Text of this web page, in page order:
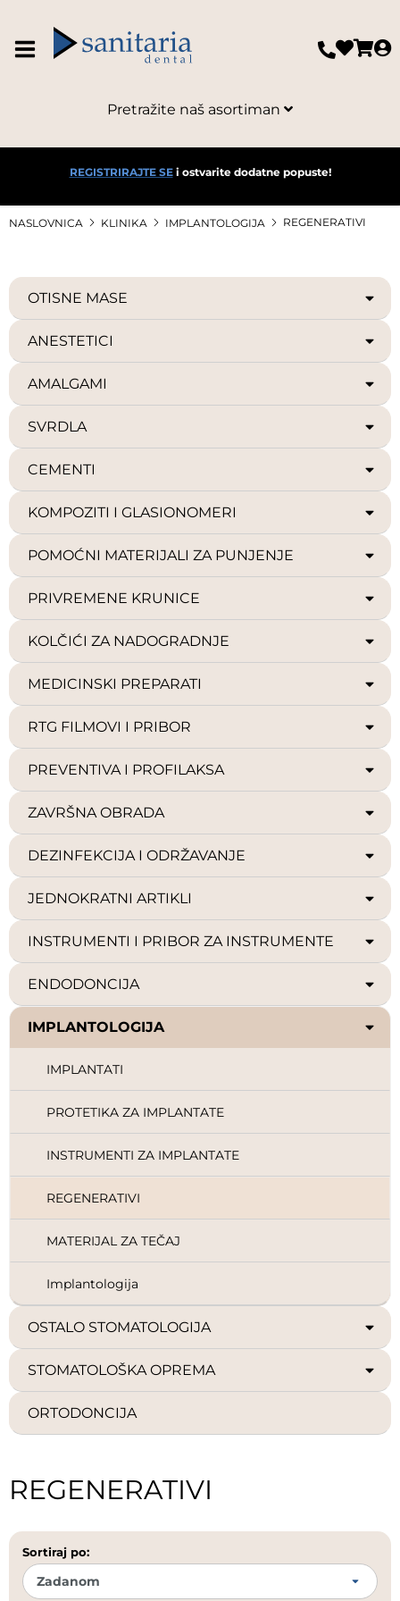
Pretražite naš asortiman
REGISTRIRAJTE SEi ostvarite dodatne popuste!
NASLOVNICA KLINIKA IMPLANTOLOGIJA REGENERATIVI
OTISNE MASE
ANESTETICI
AMALGAMI
SVRDLA
CEMENTI
KOMPOZITI I GLASIONOMERI
POMOĆNI MATERIJALI ZA PUNJENJE
PRIVREMENE KRUNICE
KOLČIĆI ZA NADOGRADNJE
MEDICINSKI PREPARATI
RTG FILMOVI I PRIBOR
PREVENTIVA I PROFILAKSA
ZAVRŠNA OBRADA
DEZINFEKCIJA I ODRŽAVANJE
JEDNOKRATNI ARTIKLI
INSTRUMENTI I PRIBOR ZA INSTRUMENTE
ENDODONCIJA
IMPLANTOLOGIJA
IMPLANTATI
PROTETIKA ZA IMPLANTATE
INSTRUMENTI ZA IMPLANTATE
REGENERATIVI
MATERIJAL ZA TEČAJ
Implantologija
OSTALO STOMATOLOGIJA
STOMATOLOŠKA OPREMA
ORTODONCIJA
REGENERATIVI
Sortiraj po: